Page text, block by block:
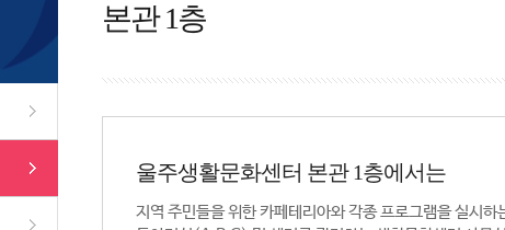
본관 1층
울주생활문화센터 본관 1층에서는
지역 주민들을 위한 카페테리아와 각종 프로그램을 실시하